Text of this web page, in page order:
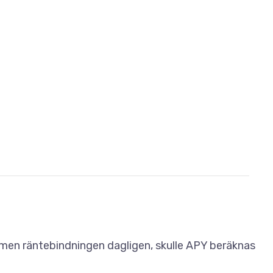
räntebindningen dagligen, skulle APY beräknas